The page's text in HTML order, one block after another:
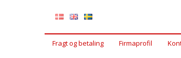
Fragt og betaling Firmaprofil